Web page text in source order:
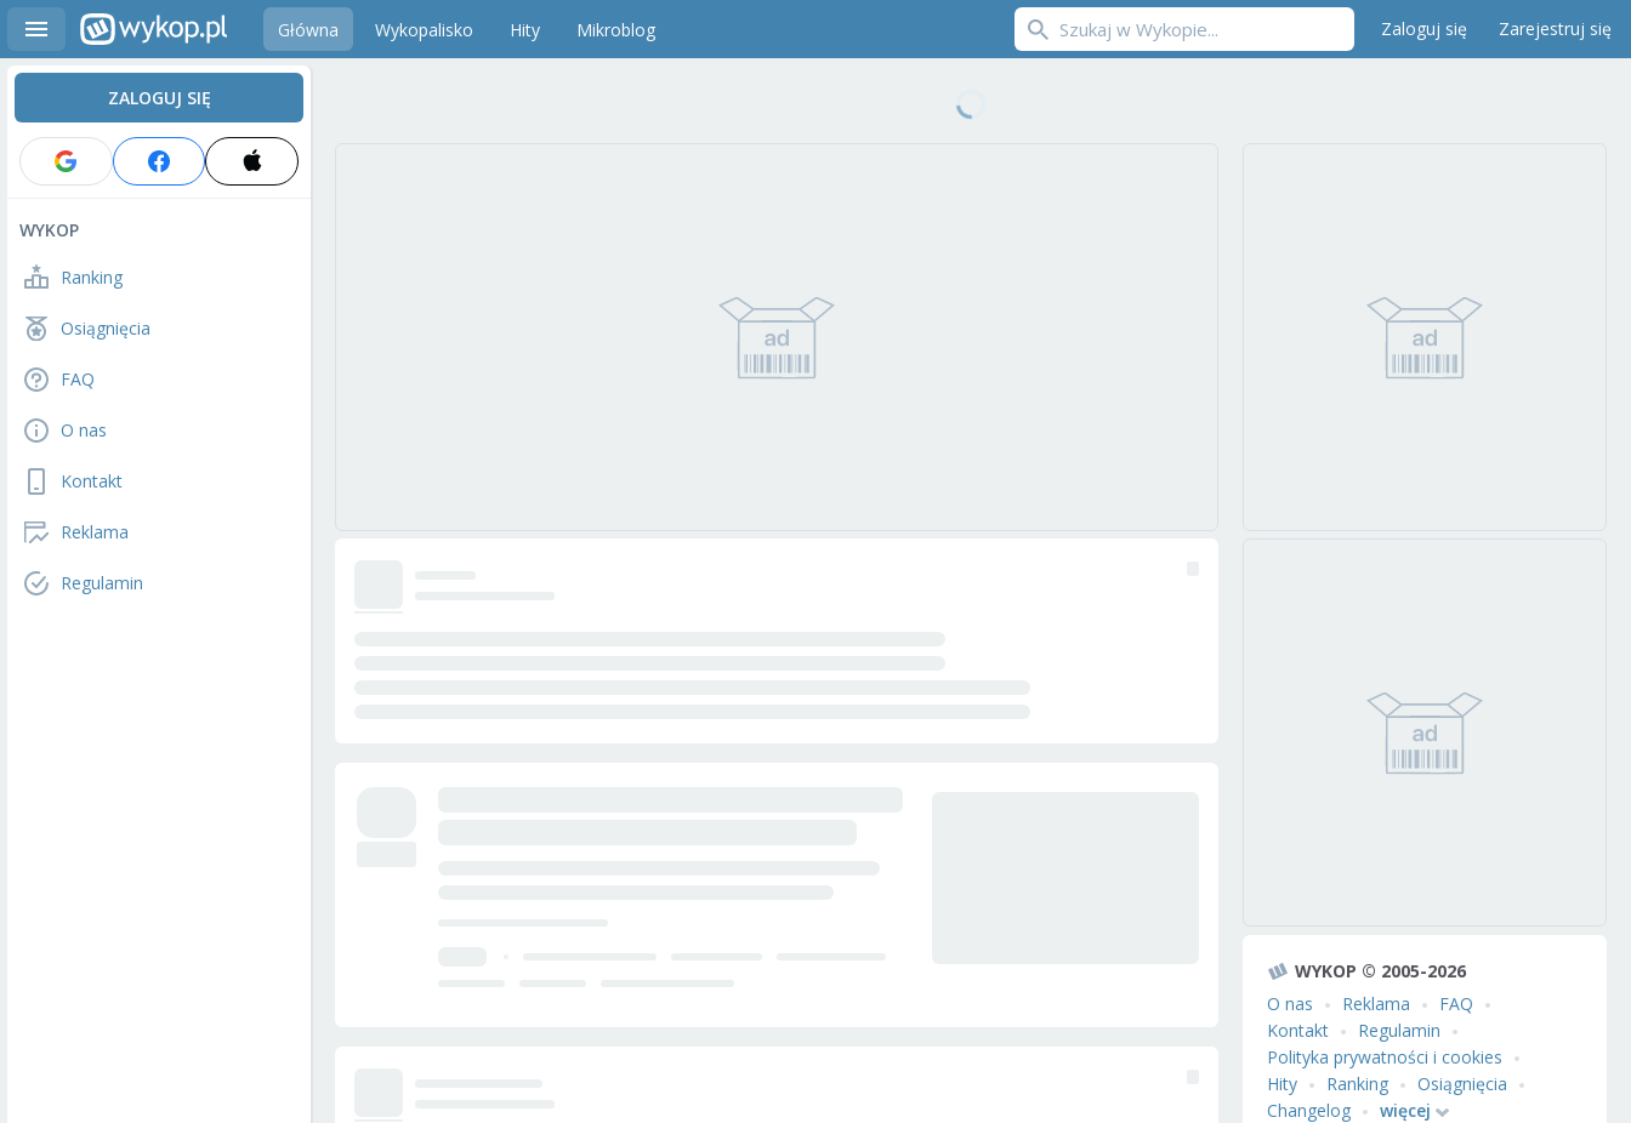
Główna Wykopalisko Hity Mikroblog Zaloguj się Zarejestruj się
ZALOGUJ SIĘ
WYKOP
Ranking
Osiągnięcia
FAQ
O nas
Kontakt
Reklama
Regulamin
WYKOP © 2005-2026
O nas
Reklama
FAQ
Kontakt
Regulamin
Polityka prywatności i cookies
Hity
Ranking
Osiągnięcia
Changelog
więcej